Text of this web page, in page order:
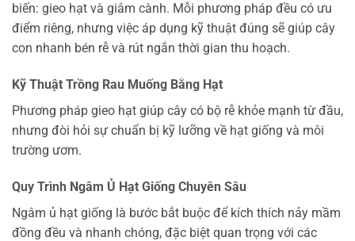
biến: gieo hạt và giâm cành. Mỗi phương pháp đều có ưu
điểm riêng, nhưng việc áp dụng kỹ thuật đúng sẽ giúp cây
con nhanh bén rễ và rút ngắn thời gian thu hoạch.
Kỹ Thuật Trồng Rau Muống Bằng Hạt
Phương pháp gieo hạt giúp cây có bộ rễ khỏe mạnh từ đầu,
nhưng đòi hỏi sự chuẩn bị kỹ lưỡng về hạt giống và môi
trường ươm.
Quy Trình Ngâm Ủ Hạt Giống Chuyên Sâu
Ngâm ủ hạt giống là bước bắt buộc để kích thích nảy mầm
đồng đều và nhanh chóng, đặc biệt quan trọng với các